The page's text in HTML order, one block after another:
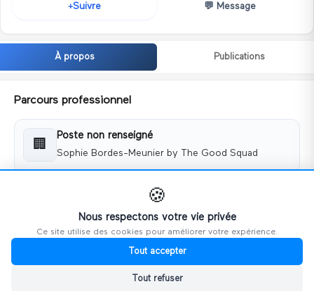
+Suivre 💬 Message
À propos Publications
Parcours professionnel
🏢
Poste non renseigné
Sophie Bordes-Meunier by The Good Squad
📧 admin@thegoodsquad.fr
📅 Membre depuisdécembre 2022
🍪
Nous respectons votre vie privée
Ce site utilise des cookies pour améliorer votre expérience.
Tout accepter
Tout refuser